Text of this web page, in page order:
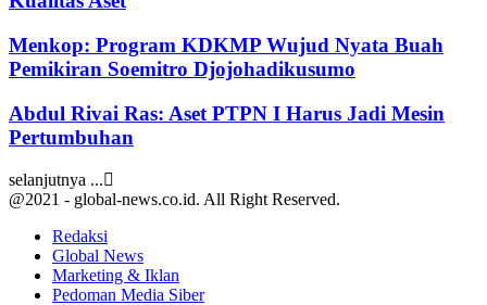
Menkop: Program KDKMP Wujud Nyata Buah
Pemikiran Soemitro Djojohadikusumo
Abdul Rivai Ras: Aset PTPN I Harus Jadi Mesin
Pertumbuhan
selanjutnya ...
@2021 - global-news.co.id. All Right Reserved.
Redaksi
Global News
Marketing & Iklan
Pedoman Media Siber